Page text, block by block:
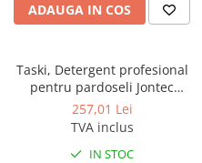
ADAUGA IN COS
Taski, Detergent profesional
pentru pardoseli Jontec
Forward, 5L
257,01 Lei
TVA inclus
IN STOC